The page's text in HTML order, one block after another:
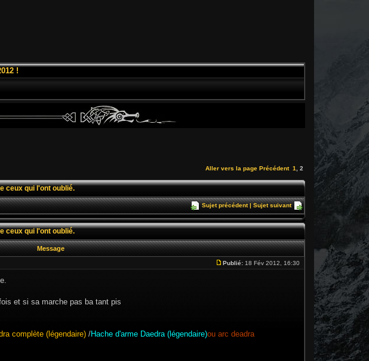
!
Aller vers la page Précédent 1 2
ceux qui l'ont oublié.
Sujet précédent|Sujet suivant
ceux qui l'ont oublié.
Message
Publié: 18 Fév 2012, 16:30
et si sa marche pas ba tant pis
complète (légendaire) /Hache d'arme Daedra (légendaire)ou arc deadra